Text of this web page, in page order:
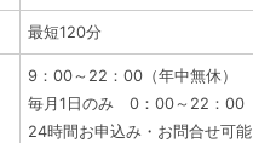
最短120分
9：00～22：00（年中無休）
毎月1日のみ 0：00～22：00
24時間お申込み・お問合せ可能